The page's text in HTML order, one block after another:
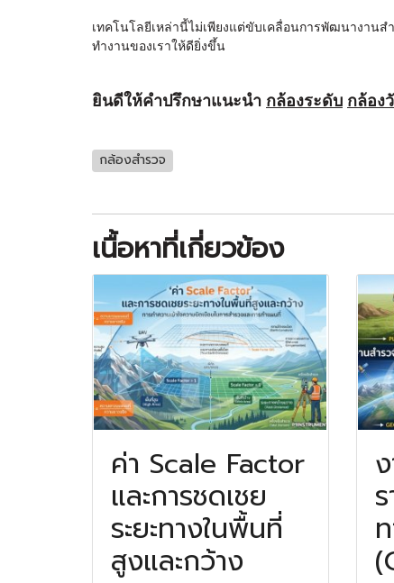
เทคโนโลยีเหล่านี้ไม่เพียงแต่ขับเคลื่อนการพัฒนางาน
ทำงานของเราให้ดียิ่งขึ้น
ยินดีให้คำปรึกษาแนะนำ กล้องระดับ กล้อง
กล้องสำรวจ
เนื้อหาที่เกี่ยวข้อง
ค่า Scale Factor
และการชดเชย
ระยะทางในพื้นที่
สูงและกว้าง